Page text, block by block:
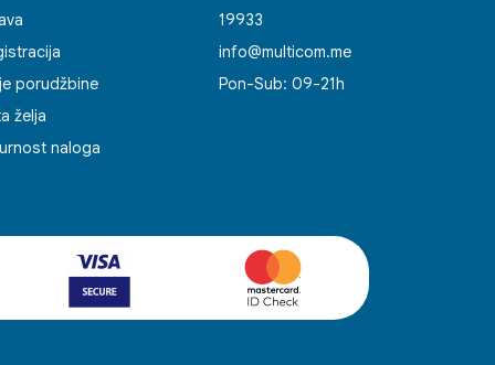
porudžbine
želja
naloga
19933
info@multicom.me
Pon-Sub: 09-21h